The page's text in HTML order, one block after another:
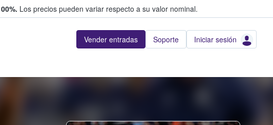
Los precios pueden variar respecto a su valor nominal.
Vender entradas Soporte Iniciar sesión